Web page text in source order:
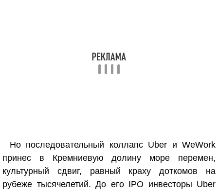
Но последовательный коллапс Uber и WeWork
принес в Кремниевую долину море перемен,
культурный сдвиг, равный краху доткомов на
рубеже тысячелетий. До его IPO инвесторы Uber